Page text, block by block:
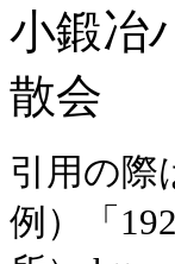
小鍛冶
散会
引用の際
例）「